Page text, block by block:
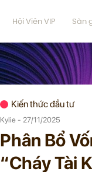
Hội Viên VIP Sàn
Kiến thức đầu tư
Kylie - 27/11/2025
Phân Bổ
“Cháy Tài